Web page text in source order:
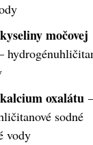
močovej
oxalátu
sodné
vody